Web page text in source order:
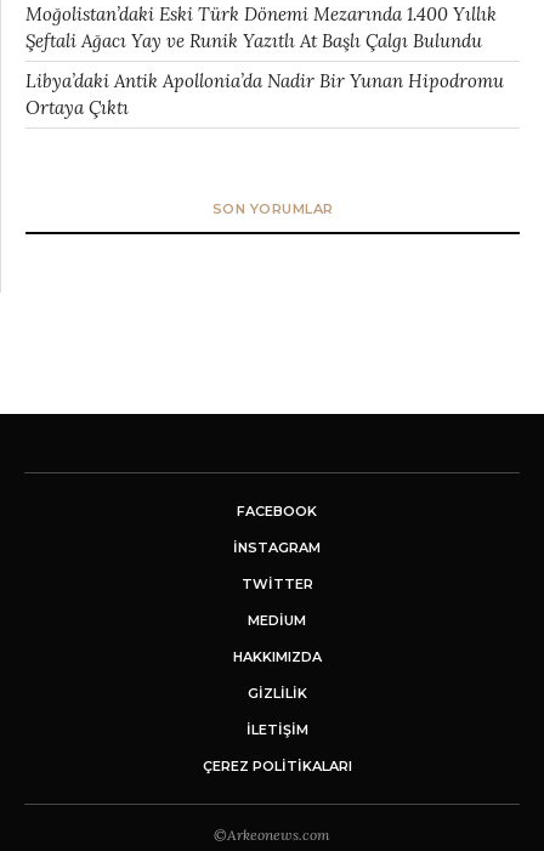
Moğolistan’daki Eski Türk Dönemi Mezarında 1.400 Yıllık
Şeftali Ağacı Yay ve Runik Yazıtlı At Başlı Çalgı Bulundu
Libya’daki Antik Apollonia’da Nadir Bir Yunan Hipodromu
Ortaya Çıktı
SON YORUMLAR
FACEBOOK
INSTAGRAM
TWITTER
MEDIUM
HAKKIMIZDA
GİZLİLİK
İLETIŞIM
ÇEREZ POLITIKALARI
©Arkeonews.com